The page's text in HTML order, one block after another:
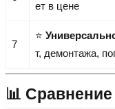
ет в цене
7
⭐
т, демонтажа,
📊